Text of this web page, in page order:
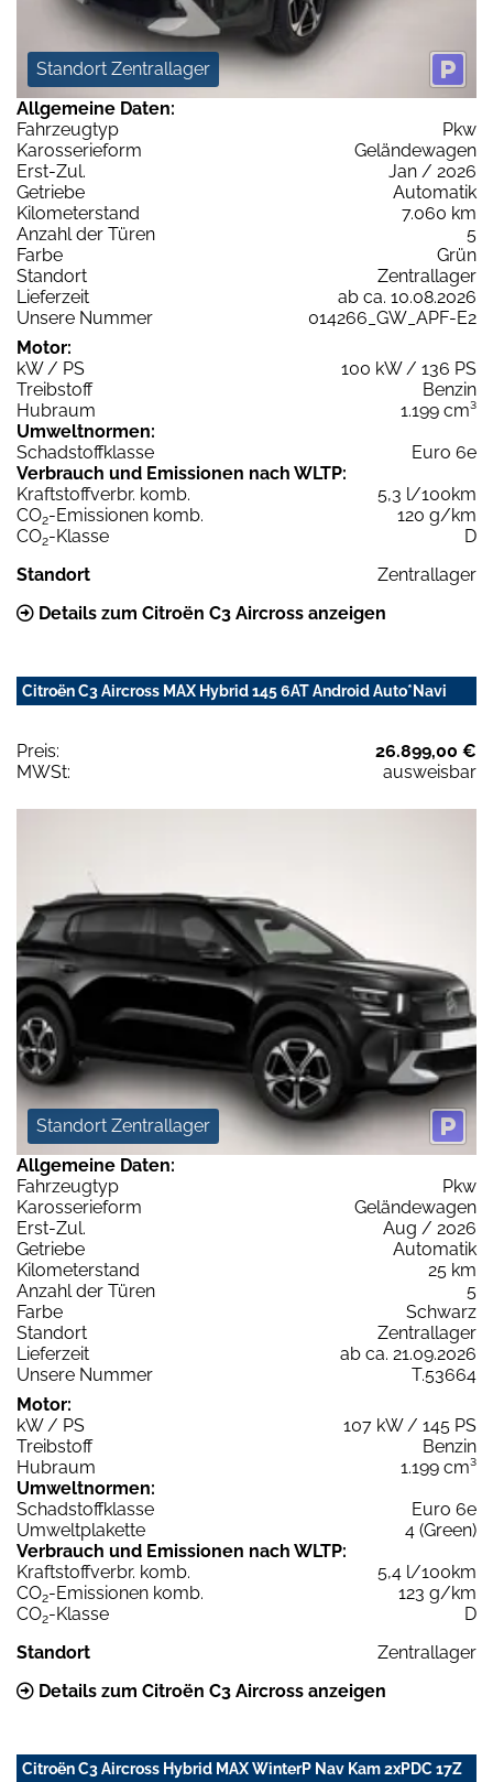
Standort Zentrallager
Allgemeine Daten:
Fahrzeugtyp
Pkw
Karosserieform
Geländewagen
Erst-Zul.
Jan / 2026
Getriebe
Automatik
Kilometerstand
7.060 km
Anzahl der Türen
5
Farbe
Grün
Standort
Zentrallager
Lieferzeit
ab ca. 10.08.2026
Unsere Nummer
014266_GW_APF-E2
Motor:
kW / PS
100 kW / 136 PS
Treibstoff
Benzin
Hubraum
1.199 cm³
Umweltnormen:
Schadstoffklasse
Euro 6e
Verbrauch und Emissionen nach WLTP:
Kraftstoffverbr. komb.
5,3 l/100km
CO2-Emissionen komb.
120 g/km
CO2-Klasse
D
Standort
Zentrallager
Details zum Citroën C3 Aircross anzeigen
Citroën C3 Aircross MAX Hybrid 145 6AT Android Auto*Navi
Preis:
26.899,00 €
MWSt:
ausweisbar
Standort Zentrallager
Allgemeine Daten:
Fahrzeugtyp
Pkw
Karosserieform
Geländewagen
Erst-Zul.
Aug / 2026
Getriebe
Automatik
Kilometerstand
25 km
Anzahl der Türen
5
Farbe
Schwarz
Standort
Zentrallager
Lieferzeit
ab ca. 21.09.2026
Unsere Nummer
T.53664
Motor:
kW / PS
107 kW / 145 PS
Treibstoff
Benzin
Hubraum
1.199 cm³
Umweltnormen:
Schadstoffklasse
Euro 6e
Umweltplakette
4 (Green)
Verbrauch und Emissionen nach WLTP:
Kraftstoffverbr. komb.
5,4 l/100km
CO2-Emissionen komb.
123 g/km
CO2-Klasse
D
Standort
Zentrallager
Details zum Citroën C3 Aircross anzeigen
Citroën C3 Aircross Hybrid MAX WinterP Nav Kam 2xPDC 17Z